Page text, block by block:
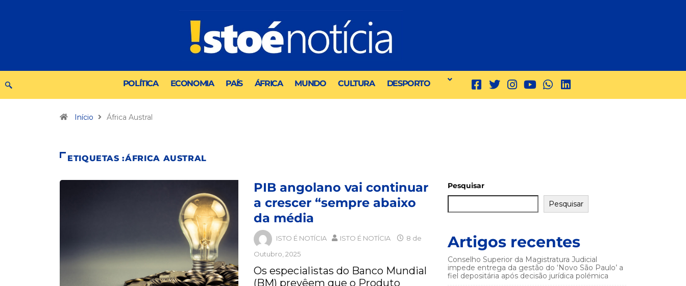
POLÍTICA ECONOMIA PAÍS ÁFRICA MUNDO CULTURA DESPORTO
Início África Austral
ETIQUETAS :ÁFRICA AUSTRAL
PIB angolano vai continuar
a crescer “sempre abaixo
da média
ISTO É NOTÍCIA ISTO É NOTÍCIA
8 de
Outubro, 2025
Os especialistas do Banco Mundial
(BM) prevêem que o Produto
Pesquisar
Pesquisar
Artigos recentes
Conselho Superior da Magistratura Judicial
impede entrega da gestão do ‘Novo São Paulo’ a
fiel depositária após decisão jurídica polémica